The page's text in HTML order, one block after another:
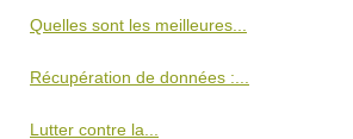
Quelles sont les meilleures...
Récupération de données :...
Lutter contre la...